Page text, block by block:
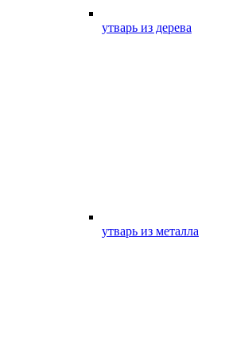
утварь из дерева
утварь из металла